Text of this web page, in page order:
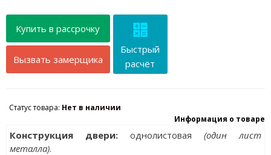
Купить в рассрочку
Вызвать замерщика
Быстрый
расчёт
Статус товара: Нет в наличии
Информация о товаре
Конструкция двери:однолистовая(один лист
металла).